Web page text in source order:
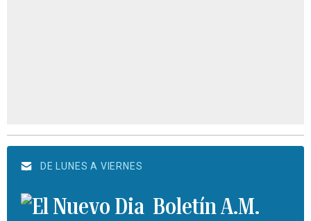
DE LUNES A VIERNES
Boletín A.M.